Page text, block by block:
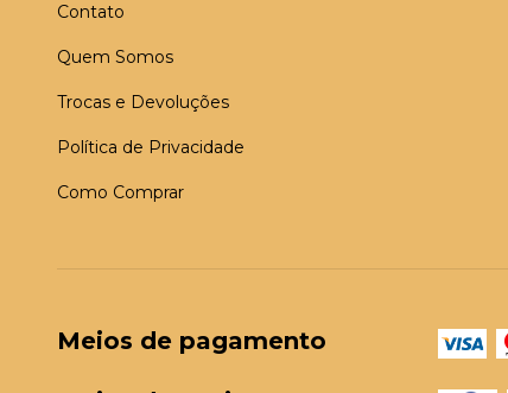
Contato
Quem Somos
Trocas e Devoluções
Política de Privacidade
Como Comprar
Meios de pagamento